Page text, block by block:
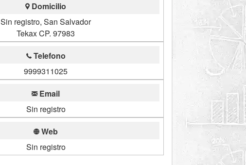
Domicilio
Sin registro, San Salvador
Tekax CP. 97983
Telefono
9999311025
Email
Sin registro
Web
Sin registro